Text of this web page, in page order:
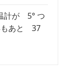
計が 5° つ
もあと 37